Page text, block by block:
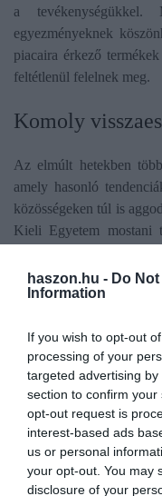
haszon.hu - Do
Information
If you wish to opt-out
processing of your
targeted advertising
section to confirm
opt-out request is
interest-based ads
us or personal
your opt-out. You may
disclosure of your
a tevékenységükkel.
egyezményeknek
piacaira érkező
feltétlenül felelnek meg.
Komoly
Az elmúlt hetekben
amely hasonló
közösségeken túl is
Kieli Egyetem
marhahústermelés
21,4%-kal, az olajos
jövőben. Továbbá az
éghajlati
megvalósítása elsőre
csökkenéshez
kibocsátásában,
megsemmisíti az
földhasználat-változás
millió tonna CO2-